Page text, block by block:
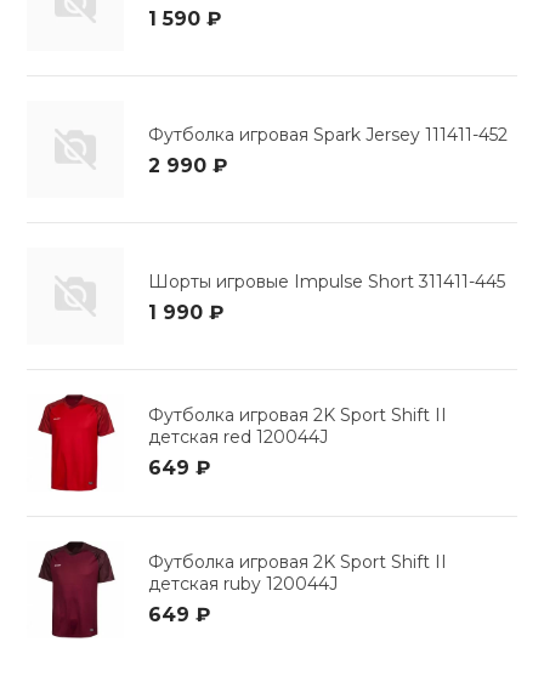
1 590 ₽
Футболка игровая Spark Jersey 111411-452
2 990 ₽
Шорты игровые Impulse Short 311411-445
1 990 ₽
Футболка игровая 2K Sport Shift II
детская red 120044J
649 ₽
Футболка игровая 2K Sport Shift II
детская ruby 120044J
649 ₽